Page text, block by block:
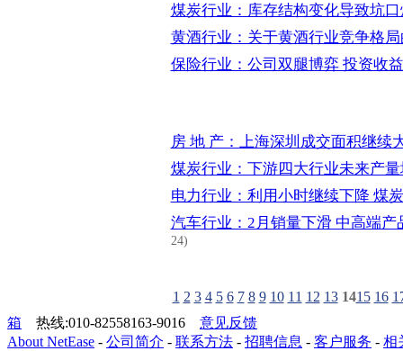
煤炭行业：库存结构变化导致坑
黄酒行业：关于黄酒行业竞争格
保险行业：公司双腿博弈 投资收
房 地 产：上海深圳成交面积继续
煤炭行业：下游四大行业未来产
电力行业：利用小时继续下降 煤
汽车行业：2月销量下滑 中高端产
24)
1 2 3 4 5 6 7 8 9 10 11 12 131415 16
箱 热线:010-82558163-9016 意见反馈
About NetEase - 公司简介 - 联系方法 - 招聘信息 - 客户服务 - 相